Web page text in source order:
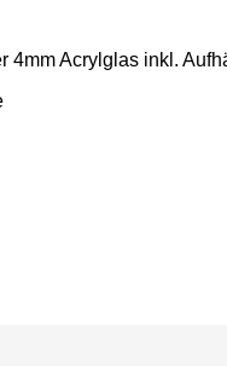
4mm Acrylglas inkl.